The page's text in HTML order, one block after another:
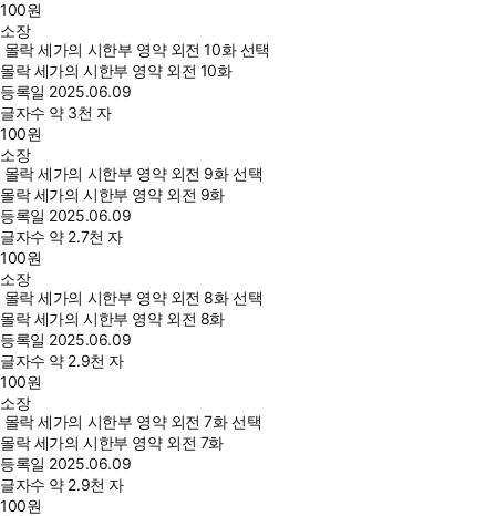
100원
소장
몰락 세가의 시한부 영약 외전 10화 선택
몰락 세가의 시한부 영약 외전 10화
등록일 2025.06.09
글자수 약 3천 자
100원
소장
몰락 세가의 시한부 영약 외전 9화 선택
몰락 세가의 시한부 영약 외전 9화
등록일 2025.06.09
글자수 약 2.7천 자
100원
소장
몰락 세가의 시한부 영약 외전 8화 선택
몰락 세가의 시한부 영약 외전 8화
등록일 2025.06.09
글자수 약 2.9천 자
100원
소장
몰락 세가의 시한부 영약 외전 7화 선택
몰락 세가의 시한부 영약 외전 7화
등록일 2025.06.09
글자수 약 2.9천 자
100원